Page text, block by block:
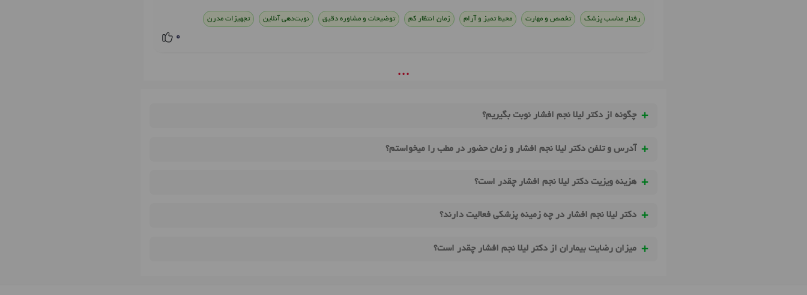
رفتار مناسب پزشک تخصص و مهارت محیط تمیز و آرام زمان انتظار کم توضیحات و مشاوره دقیق نوبت‌دهی آنلاین تجهیزات مدرن
0
• • •
چگونه از دکتر لیلا نجم افشار نوبت بگیریم؟
آدرس و تلفن دکتر لیلا نجم افشار و زمان حضور در مطب را میخواستم؟
هزینه ویزیت دکتر لیلا نجم افشار چقدر است؟
دکتر لیلا نجم افشار در چه زمینه پزشکی فعالیت دارند؟
میزان رضایت بیماران از دکتر لیلا نجم افشار چقدر است؟